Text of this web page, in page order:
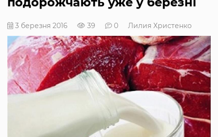
3 березня 2016 39 0 Лилия Христенко